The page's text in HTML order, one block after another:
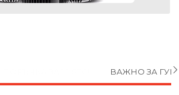
ВАЖНО ЗА